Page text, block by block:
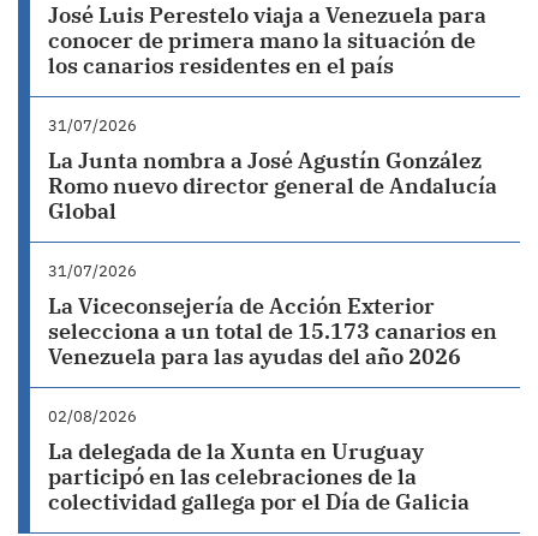
José Luis Perestelo viaja a Venezuela para
conocer de primera mano la situación de
los canarios residentes en el país
31/07/2026
La Junta nombra a José Agustín González
Romo nuevo director general de Andalucía
Global
31/07/2026
La Viceconsejería de Acción Exterior
selecciona a un total de 15.173 canarios en
Venezuela para las ayudas del año 2026
02/08/2026
La delegada de la Xunta en Uruguay
participó en las celebraciones de la
colectividad gallega por el Día de Galicia